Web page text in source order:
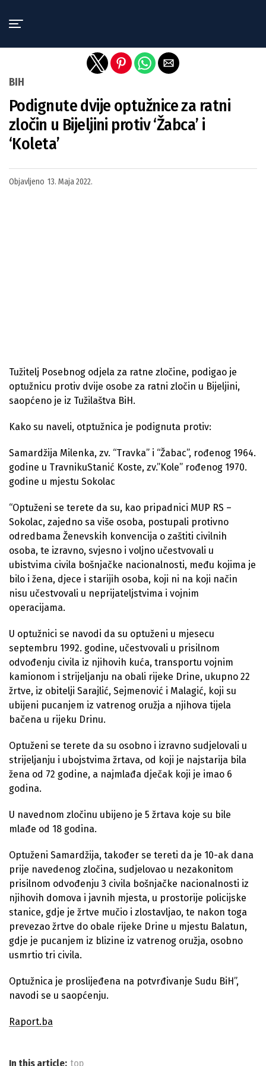
BIH
Podignute dvije optužnice za ratni
zločin u Bijeljini protiv ‘Žabca’ i
‘Koleta’
Objavljeno 13. Maja 2022.
Tužitelj Posebnog odjela za ratne zločine, podigao je
optužnicu protiv dvije osobe za ratni zločin u Bijeljini,
saopćeno je iz Tužilaštva BiH.
Kako su naveli, otptužnica je podignuta protiv:
Samardžija Milenka, zv. “Travka” i “Žabac”, rođenog 1964.
godine u TravnikuStanić Koste, zv.”Kole” rođenog 1970.
godine u mjestu Sokolac
“Optuženi se terete da su, kao pripadnici MUP RS –
Sokolac, zajedno sa više osoba, postupali protivno
odredbama Ženevskih konvencija o zaštiti civilnih
osoba, te izravno, svjesno i voljno učestvovali u
ubistvima civila bošnjačke nacionalnosti, među kojima je
bilo i žena, djece i starijih osoba, koji ni na koji način
nisu učestvovali u neprijateljstvima i vojnim
operacijama.
U optužnici se navodi da su optuženi u mjesecu
septembru 1992. godine, učestvovali u prisilnom
odvođenju civila iz njihovih kuća, transportu vojnim
kamionom i strijeljanju na obali rijeke Drine, ukupno 22
žrtve, iz obitelji Sarajlić, Sejmenović i Malagić, koji su
ubijeni pucanjem iz vatrenog oružja a njihova tijela
bačena u rijeku Drinu.
Optuženi se terete da su osobno i izravno sudjelovali u
strijeljanju i ubojstvima žrtava, od koji je najstarija bila
žena od 72 godine, a najmlađa dječak koji je imao 6
godina.
U navednom zločinu ubijeno je 5 žrtava koje su bile
mlađe od 18 godina.
Optuženi Samardžija, također se tereti da je 10-ak dana
prije navedenog zločina, sudjelovao u nezakonitom
prisilnom odvođenju 3 civila bošnjačke nacionalnosti iz
njihovih domova i javnih mjesta, u prostorije policijske
stanice, gdje je žrtve mučio i zlostavljao, te nakon toga
prevezao žrtve do obale rijeke Drine u mjestu Balatun,
gdje je pucanjem iz blizine iz vatrenog oružja, osobno
usmrtio tri civila.
Optužnica je proslijeđena na potvrđivanje Sudu BiH”,
navodi se u saopćenju.
Raport.ba
In this article: top